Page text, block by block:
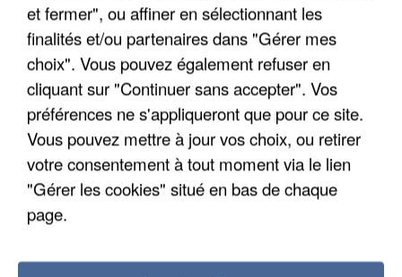
L’UN DES FONDATEURS SUPPOSÉS DE LA DZ
et fermer", ou affiner en sélectionnant les
finalités et/ou partenaires dans "Gérer mes
choix". Vous pouvez également refuser en
cliquant sur "Continuer sans accepter". Vos
préférences ne s'appliqueront que pour ce site.
Vous pouvez mettre à jour vos choix, ou retirer
votre consentement à tout moment via le lien
"Gérer les cookies" situé en bas de chaque
page.